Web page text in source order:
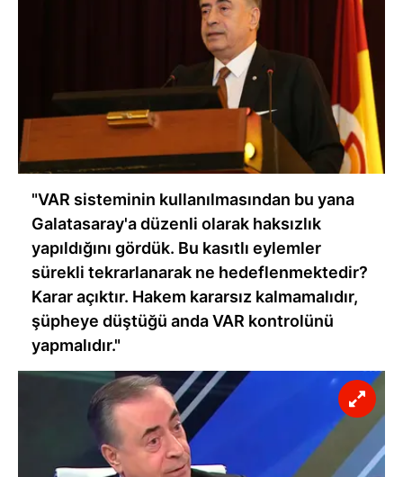
"VAR sisteminin kullanılmasından bu yana
Galatasaray'a düzenli olarak haksızlık
yapıldığını gördük. Bu kasıtlı eylemler
sürekli tekrarlanarak ne hedeflenmektedir?
Karar açıktır. Hakem kararsız kalmamalıdır,
şüpheye düştüğü anda VAR kontrolünü
yapmalıdır."